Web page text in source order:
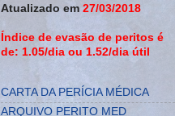
Atualizado em 27/03/2018
Índice de evasão de peritos é
de: 1.05/dia ou 1.52/dia útil
CARTA DA PERÍCIA MÉDICA
ARQUIVO PERITO MED